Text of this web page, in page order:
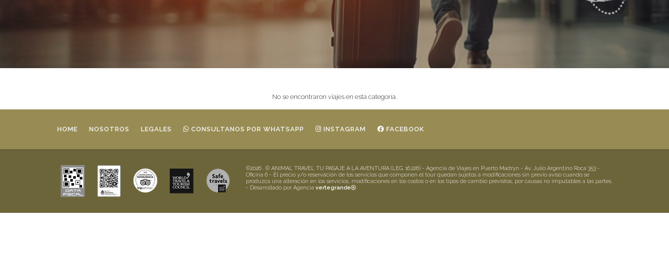
No se encontraron viajes en esta categoría.
HOME NOSOTROS LEGALES CONSULTANOS POR WHATSAPP INSTAGRAM FACEBOOK
©2026 . © ANIMAL TRAVEL TU PASAJE A LA AVENTURA (LEG. 16.226) - Agencia de Viajes en Puerto Madryn - Av. Julio Argentino Roca 353 -
Oficina 6 - El precio y/o reservación de los servicios que componen el tour quedan sujetos a modificaciones sin previo aviso cuando se
produzca una alteración en los servicios, modificaciones en los costos o en los tipos de cambio previstos, por causas no imputables a las partes.
- Desarrollado por Agencia vertegrande